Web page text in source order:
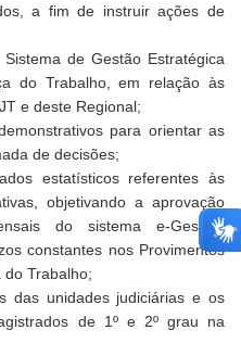
a fim de instruir ações de
de Gestão Estratégica
do Trabalho, em relação às
e deste Regional;
para orientar as
de decisões;
estatísticos referentes às
objetivando a aprovação
do sistema e-Gestão,
constantes nos Provimentos
Trabalho;
das unidades judiciárias e os
de 1º e 2º grau na